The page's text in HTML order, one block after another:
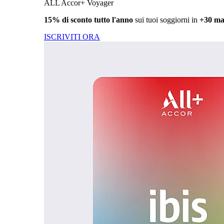
ALL Accor+ Voyager
15% di sconto tutto l'anno sui tuoi soggiorni in +30
ISCRIVITI ORA